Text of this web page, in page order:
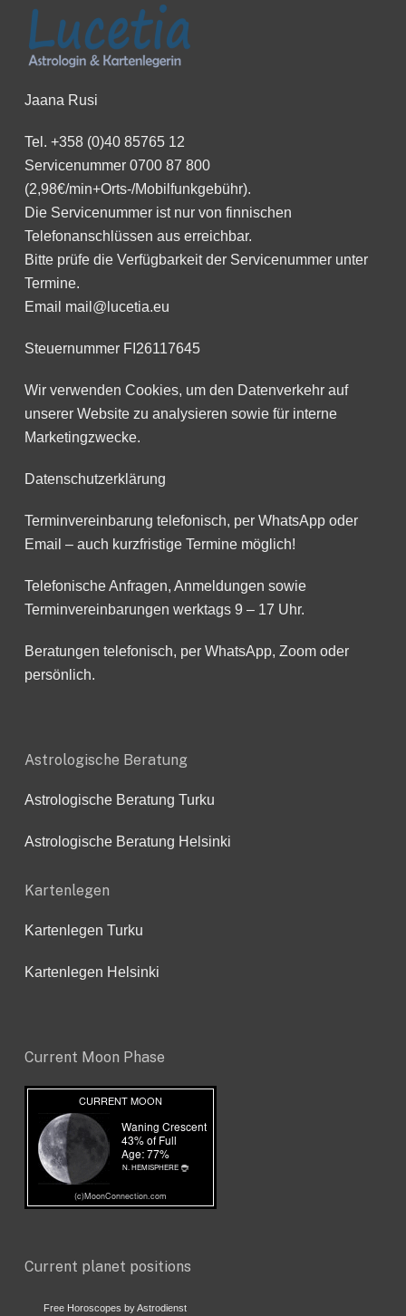
Jaana Rusi
Tel. +358 (0)40 85765 12
Servicenummer 0700 87 800
(2,98€/min+Orts-/Mobilfunkgebühr).
Die Servicenummer ist nur von finnischen
Telefonanschlüssen aus erreichbar.
Bitte prüfe die Verfügbarkeit der Servicenummer unter
Termine.
Email mail@lucetia.eu
Steuernummer FI26117645
Wir verwenden Cookies, um den Datenverkehr auf
unserer Website zu analysieren sowie für interne
Marketingzwecke.
Datenschutzerklärung
Terminvereinbarung telefonisch, per WhatsApp oder
Email – auch kurzfristige Termine möglich!
Telefonische Anfragen, Anmeldungen sowie
Terminvereinbarungen werktags 9 – 17 Uhr.
Beratungen telefonisch, per WhatsApp, Zoom oder
persönlich.
Astrologische Beratung
Astrologische Beratung Turku
Astrologische Beratung Helsinki
Kartenlegen
Kartenlegen Turku
Kartenlegen Helsinki
Current Moon Phase
Current planet positions
Free Horoscopes by Astrodienst